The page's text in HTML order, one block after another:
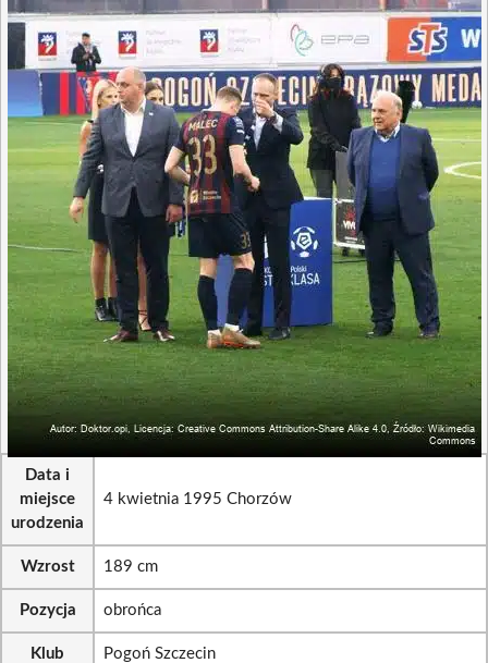
Data i
miejsce
urodzenia
4 kwietnia 1995 Chorzów
Wzrost 189 cm
Pozycja obrońca
Klub Pogoń Szczecin